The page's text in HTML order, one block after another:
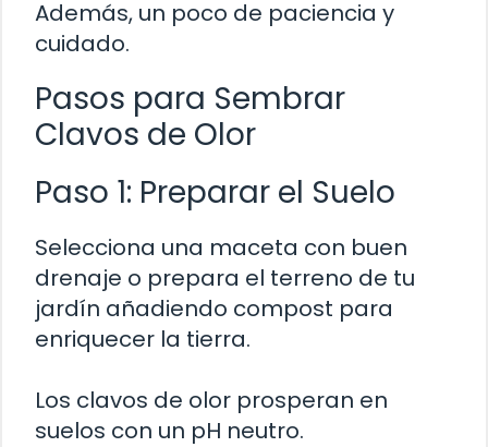
Además, un poco de paciencia y
cuidado.
Pasos para Sembrar
Clavos de Olor
Paso 1: Preparar el Suelo
Selecciona una maceta con buen
drenaje o prepara el terreno de tu
jardín añadiendo compost para
enriquecer la tierra.
Los clavos de olor prosperan en
suelos con un pH neutro.